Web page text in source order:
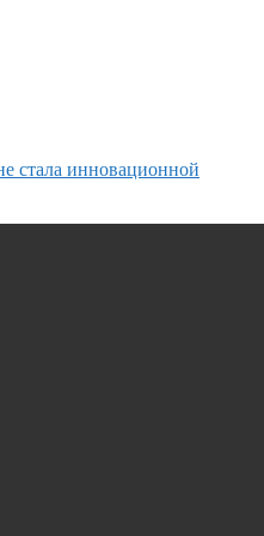
стала инновационной